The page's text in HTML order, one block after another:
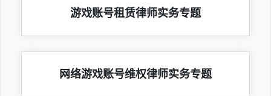
游戏账号租赁律师实务专题
网络游戏账号维权律师实务专题